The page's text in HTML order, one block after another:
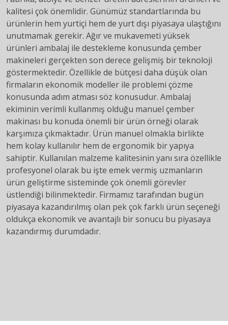
kalitesi çok önemlidir. Günümüz standartlarında bu
ürünlerin hem yurtiçi hem de yurt dışı piyasaya ulaştığını
unutmamak gerekir. Ağır ve mukavemeti yüksek
ürünleri ambalaj ile destekleme konusunda çember
makineleri gerçekten son derece gelişmiş bir teknoloji
göstermektedir. Özellikle de bütçesi daha düşük olan
firmaların ekonomik modeller ile problemi çözme
konusunda adım atması söz konusudur. Ambalaj
ekiminin verimli kullanmış olduğu manuel çember
makinası bu konuda önemli bir ürün örneği olarak
karşımıza çıkmaktadır. Ürün manuel olmakla birlikte
hem kolay kullanılır hem de ergonomik bir yapıya
sahiptir. Kullanılan malzeme kalitesinin yanı sıra özellikle
profesyonel olarak bu işte emek vermiş uzmanların
ürün geliştirme sisteminde çok önemli görevler
üstlendiği bilinmektedir. Firmamız tarafından bugün
piyasaya kazandırılmış olan pek çok farklı ürün seçeneği
oldukça ekonomik ve avantajlı bir sonucu bu piyasaya
kazandırmış durumdadır.